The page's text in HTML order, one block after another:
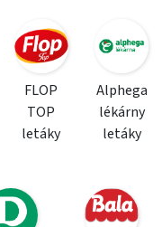
FLOP
TOP
letáky
Alphega
lékárny
letáky